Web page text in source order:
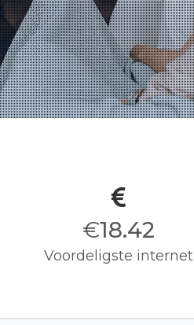
€18.50
Voordeligste internet